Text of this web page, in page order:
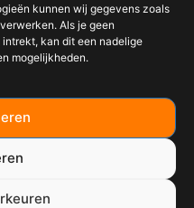
kunnen wij gegevens zoals
Als je geen
kan dit een nadelige
mogelijkheden.
Koninkrijk
rub?